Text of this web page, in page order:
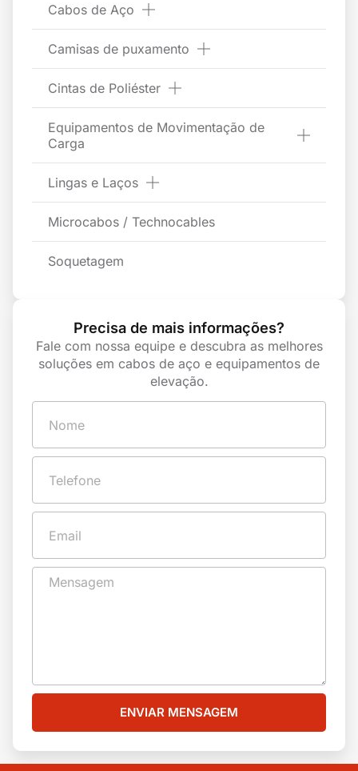
Cabos de Aço
Camisas de puxamento
Cintas de Poliéster
Equipamentos de Movimentação de
Carga
Lingas e Laços
Microcabos / Technocables
Soquetagem
Precisa de mais informações?
Fale com nossa equipe e descubra as melhores
soluções em cabos de aço e equipamentos de
elevação.
ENVIAR MENSAGEM